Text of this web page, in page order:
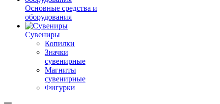
Основные средства и
оборудования
Сувениры
Копилки
Значки
сувенирные
Магниты
сувенирные
Фигурки